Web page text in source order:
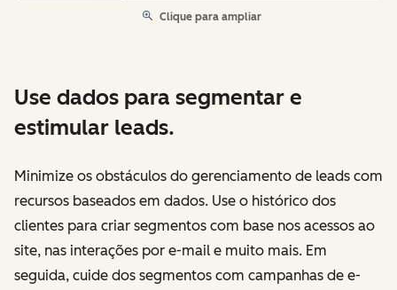
Clique para ampliar
Use dados para segmentar e
estimular leads.
Minimize os obstáculos do gerenciamento de leads com
recursos baseados em dados. Use o histórico dos
clientes para criar segmentos com base nos acessos ao
site, nas interações por e-mail e muito mais. Em
seguida, cuide dos segmentos com campanhas de e-